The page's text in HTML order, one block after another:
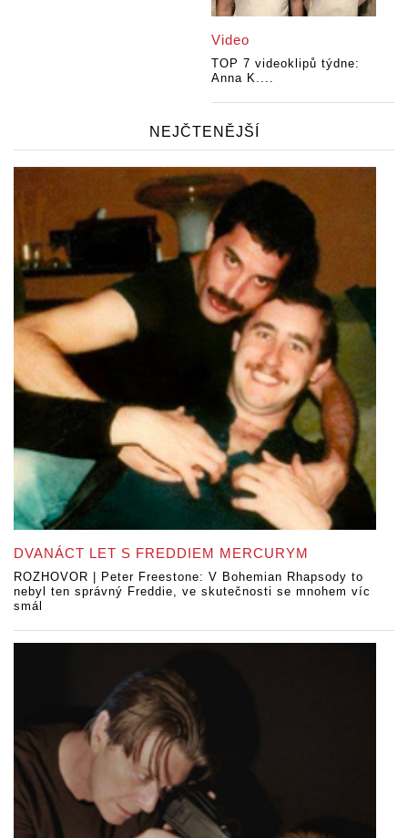
Video
TOP 7 videoklipů týdne:
Anna K....
NEJČTENĚJŠÍ
DVANÁCT LET S FREDDIEM MERCURYM
ROZHOVOR | Peter Freestone: V Bohemian Rhapsody to
nebyl ten správný Freddie, ve skutečnosti se mnohem víc
smál